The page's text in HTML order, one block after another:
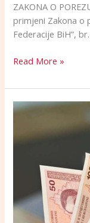
ZAKONA O
primjeni Zakona o
Federacije BiH”,
Read More »
Saopćenje
prosječnoj
mjesečnoj
neto/bruto
zaposlenih